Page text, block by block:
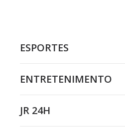
ESPORTES
ENTRETENIMENTO
JR 24H